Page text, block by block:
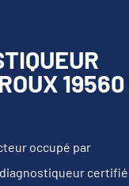
19560
occupé par
diagnostiqueur certifié